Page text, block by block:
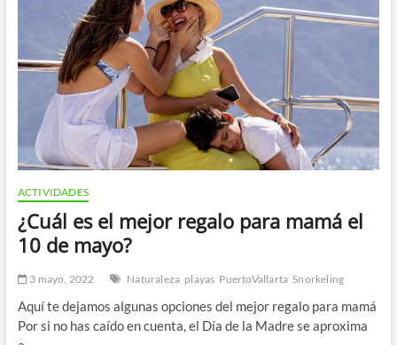
actividades
en
el
mar
puedes
realizar.
ACTIVIDADES
¿Cuál es el mejor regalo para mamá el
10 de mayo?
3 mayo, 2022 Naturaleza playas PuertoVallarta Snorkeling
Aquí te dejamos algunas opciones del mejor regalo para mamá
Por si no has caído en cuenta, el Día de la Madre se aproxima